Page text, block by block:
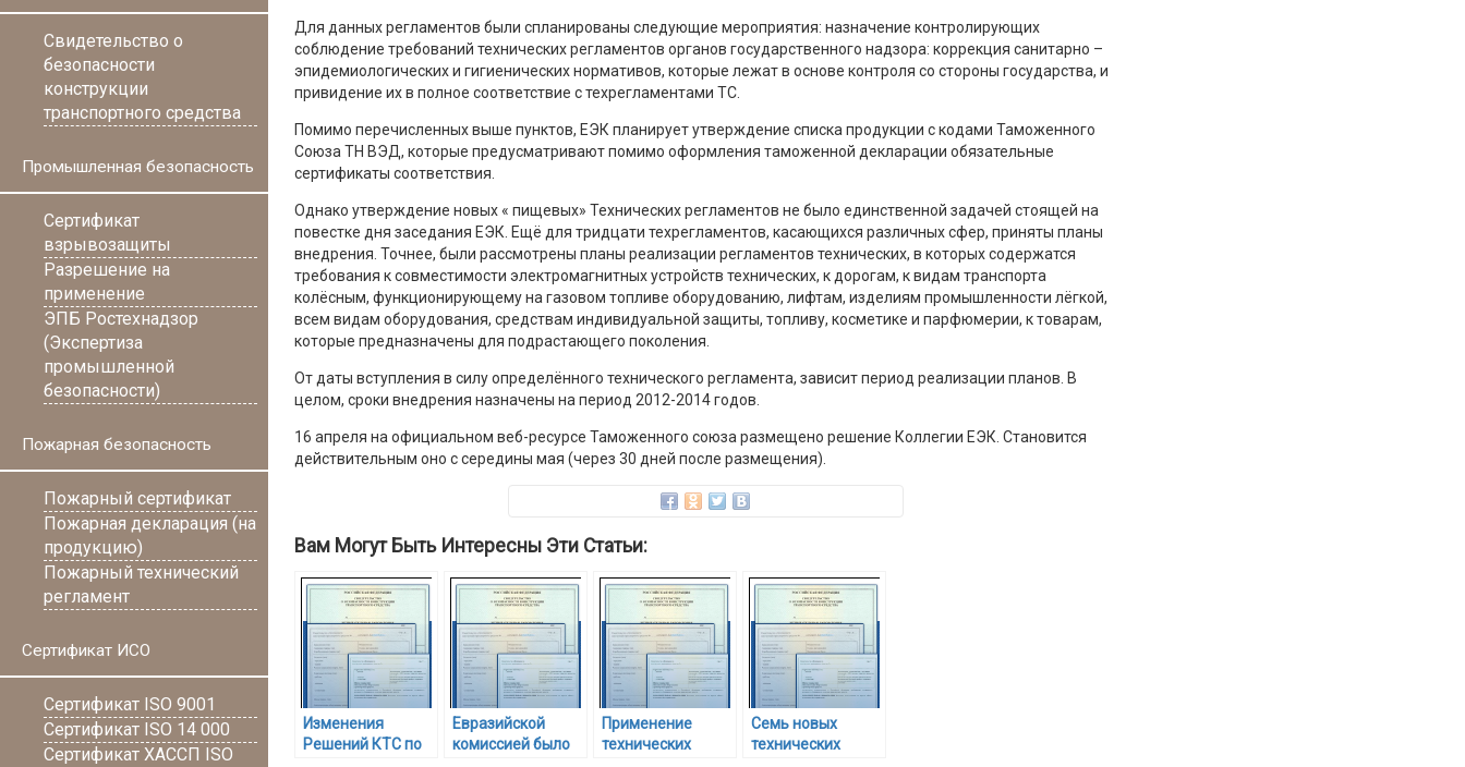
Свидетельство о
безопасности
конструкции
транспортного средства
Промышленная безопасность
Сертификат
взрывозащиты
Разрешение на
применение
ЭПБ Ростехнадзор
(Экспертиза
промышленной
безопасности)
Пожарная безопасность
Пожарный сертификат
Пожарная декларация (на
продукцию)
Пожарный технический
регламент
Сертификат ИСО
Сертификат ISO 9001
Сертификат ISO 14 000
Сертификат ХАССП ISO
Для данных регламентов были спланированы следующие мероприятия: назначение контролирующих
соблюдение требований технических регламентов органов государственного надзора: коррекция санитарно –
эпидемиологических и гигиенических нормативов, которые лежат в основе контроля со стороны государства, и
привидение их в полное соответствие с техрегламентами ТС.
Помимо перечисленных выше пунктов, ЕЭК планирует утверждение списка продукции с кодами Таможенного
Союза ТН ВЭД, которые предусматривают помимо оформления таможенной декларации обязательные
сертификаты соответствия.
Однако утверждение новых « пищевых» Технических регламентов не было единственной задачей стоящей на
повестке дня заседания ЕЭК. Ещё для тридцати техрегламентов, касающихся различных сфер, приняты планы
внедрения. Точнее, были рассмотрены планы реализации регламентов технических, в которых содержатся
требования к совместимости электромагнитных устройств технических, к дорогам, к видам транспорта
колёсным, функционирующему на газовом топливе оборудованию, лифтам, изделиям промышленности лёгкой,
всем видам оборудования, средствам индивидуальной защиты, топливу, косметике и парфюмерии, к товарам,
которые предназначены для подрастающего поколения.
От даты вступления в силу определённого технического регламента, зависит период реализации планов. В
целом, сроки внедрения назначены на период 2012-2014 годов.
16 апреля на официальном веб-ресурсе Таможенного союза размещено решение Коллегии ЕЭК. Становится
действительным оно с середины мая (через 30 дней после размещения).
Вам Могут Быть Интересны Эти Статьи:
Изменения
Решений КТС по
Евразийской
комиссией было
Применение
технических
Семь новых
технических